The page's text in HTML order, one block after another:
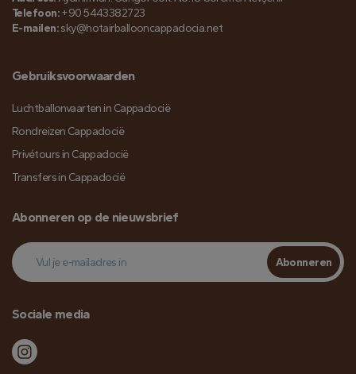
Telefoon:+90 5443382723
E-mailen:sky@hotairballooncappadocia.net
Gebruiksvoorwaarden
Luchtballonvaarten in Cappadocië
Rondreizen Cappadocië
Privétours in Cappadocië
Transfers in Cappadocië
Abonneren op de nieuwsbrief
Abonneren
Sociale media